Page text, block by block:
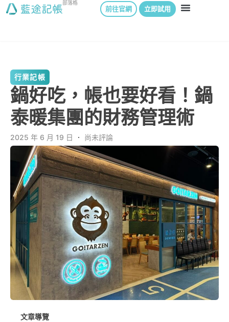
部落格
前往官網 立即試用
行業記帳
鍋好吃，帳也要好看！鍋
泰暖集團的財務管理術
2025 年 6 月 19 日 ． 尚未評論
文章導覽